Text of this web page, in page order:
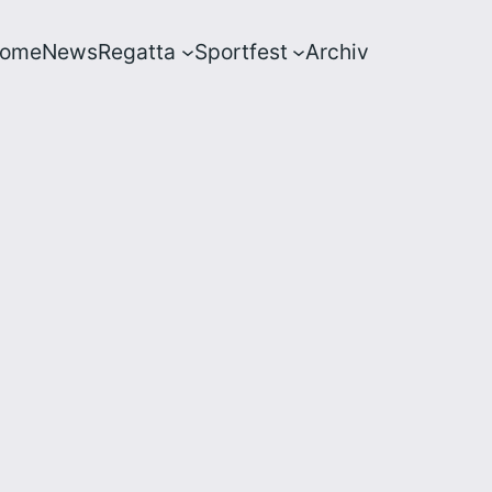
NewsRegatta Sportfest Archiv